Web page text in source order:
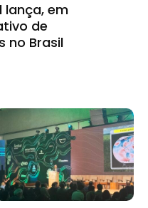
em
de
no Brasil